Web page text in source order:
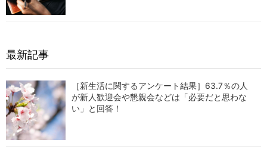
最新記事
［新生活に関するアンケート結果］63.7％の人
が新人歓迎会や懇親会などは「必要だと思わな
い」と回答！